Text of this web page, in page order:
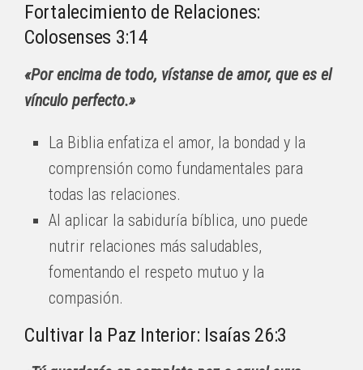
Fortalecimiento de Relaciones:
Colosenses 3:14
«Por encima de todo, vístanse de amor, que es el
vínculo perfecto.»
La Biblia enfatiza el amor, la bondad y la
comprensión como fundamentales para
todas las relaciones.
Al aplicar la sabiduría bíblica, uno puede
nutrir relaciones más saludables,
fomentando el respeto mutuo y la
compasión.
Cultivar la Paz Interior: Isaías 26:3